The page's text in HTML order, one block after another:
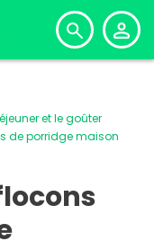
et le goûter
de porridge maison